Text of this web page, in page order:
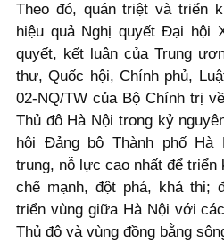
Theo đó, quán triệt và triển
hiệu quả Nghị quyết Đại hội
quyết, kết luận của Trung
thư, Quốc hội, Chính phủ,
02-NQ/TW của Bộ Chính trị
Thủ đô Hà Nội trong kỷ
hội Đảng bộ Thành phố
trung, nỗ lực cao nhất để triển
chế mạnh, đột phá, khả thi;
triển vùng giữa Hà Nội với
Thủ đô và vùng đồng bằng